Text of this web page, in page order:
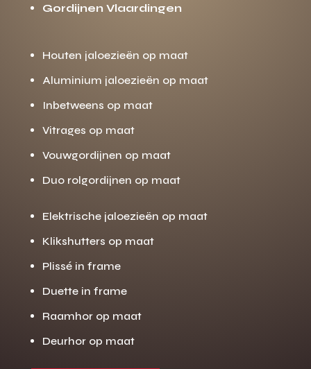
Gordijnen Vlaardingen
Houten jaloezieën op maat
Aluminium jaloezieën op maat
Inbetweens op maat
Vitrages op maat
Vouwgordijnen op maat
Duo rolgordijnen op maat
Elektrische jaloezieën op maat
Klikshutters op maat
Plissé in frame
Duette in frame
Raamhor op maat
Deurhor op maat